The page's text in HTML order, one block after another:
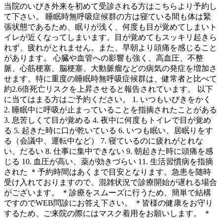
当院のいびき外来を初めて受診される方はこちらより予約し
て下さい。 睡眠時無呼吸症候群の方は寝ている間も体は緊
張状態であるため、眠りが浅く、何度も目が覚めてしまいト
イレが近くなってしまいます。目が覚めてもスッキリ起きら
れず、疲れがとれません。また、早朝より頭痛を感じること
があります。 心臓や血管への影響も強く、高血圧、不整
脈、心筋梗塞、脳梗塞、大動脈瘤などの病気の発症を増加さ
せます。特に重度の睡眠時無呼吸症候群は、健常者と比べて
約2.6倍死亡リスクを上昇させると報告されています。 以下
に当てはまる方はご予約ください。 1. いつもいびきをかく
2. 睡眠中に呼吸が止まっていることを指摘されたことがある
3. 息苦しくて目が覚める 4. 夜中に何度もトイレで目が覚め
る 5. 起きた時に口が乾いている 6. いつも眠い、居眠りをす
る（会議中、運転中など） 7. 寝ているのに疲れがとれな
い、だるい 8. 仕事に集中できない 9. 朝起きた時に頭痛を感
じる 10. 血圧が高い、薬が効きづらい 11. 生活習慣病を指摘
された ＊予約時間はあくまで目安となります。急患を随時
受け入れておりますので、混雑状況で診療開始が遅れる場合
がございます。 ＊診療をスムーズに行うため、簡単で結構
ですのでWEB問診にお答え下さい。 ＊皆様の健康をお守り
するため、ご来院の際にはマスク着用をお願いします。 ＊